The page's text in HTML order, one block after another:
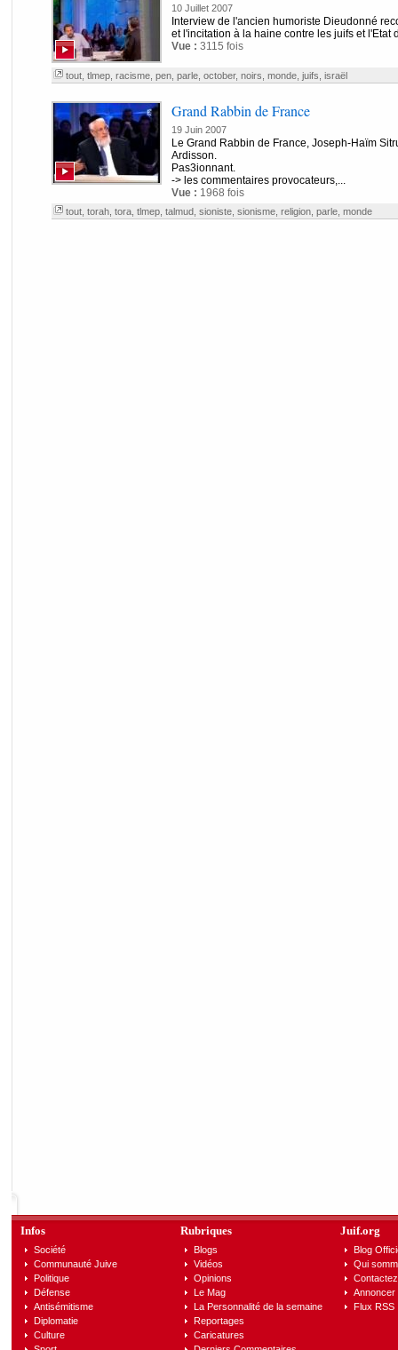
10 Juillet 2007
Interview de l'ancien humoriste Dieudonné
et l'incitation à la haine contre les juifs et l'Etat
Vue : 3115 fois
tout, tlmep, racisme, pen, parle, october, noirs monde, juifs israël
Grand Rabbin de France
19 Juin 2007
Le Grand Rabbin de France, Joseph-Haïm
Ardisson.
Pas3ionnant.
-> les commentaires provocateurs,...
Vue : 1968 fois
tout, torah, tora, tlmep, talmud, sioniste, sionisme, religion, parle, monde
Infos
Société
Communauté Juive
Politique
Défense
Antisémitisme
Diplomatie
Culture
Rubriques
Blogs
Vidéos
Opinions
Le Mag
La Personnalité de la semaine
Reportages
Caricatures
Juif.org
Blog
Qui
Annoncer
Flux RSS